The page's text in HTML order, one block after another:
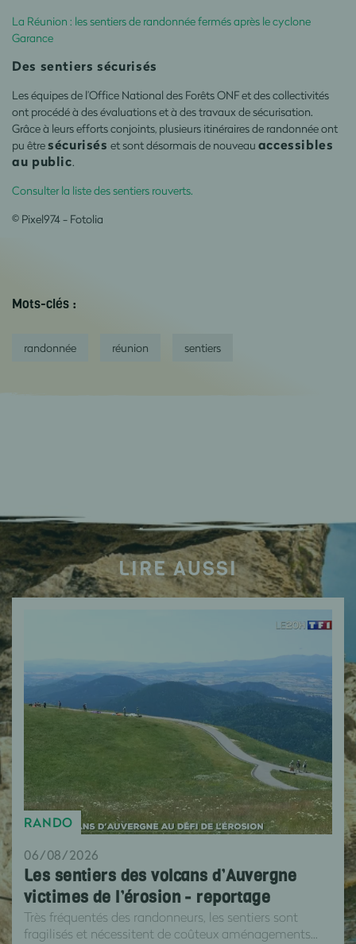
La Réunion : les sentiers de randonnée fermés après le cyclone
Garance
Des sentiers sécurisés
Les équipes de l’Office National des Forêts ONF et des collectivités
ont procédé à des évaluations et à des travaux de sécurisation.
Grâce à leurs efforts conjoints, plusieurs itinéraires de randonnée ont
pu êtresécurisés et sont désormais de nouveau accessibles
au public.
Consulter la liste des sentiers rouverts.
© Pixel974 - Fotolia
Mots-clés :
randonnée réunion sentiers
LIRE AUSSI
RANDO
06/08/2026
Les sentiers des volcans d’Auvergne
victimes de l’érosion - reportage
Très fréquentés des randonneurs, les sentiers sont
fragilisés et nécessitent de coûteux aménagements...